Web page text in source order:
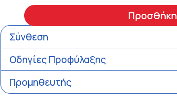
Προσθήκη
Σύνθεση
Οδηγίες Προφύλαξης
Προμηθευτής